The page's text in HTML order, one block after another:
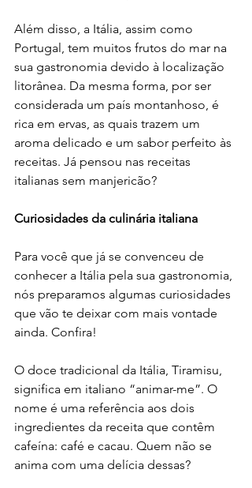
Além disso, a Itália, assim como
Portugal, tem muitos frutos do mar na
sua gastronomia devido à localização
litorânea. Da mesma forma, por ser
considerada um país montanhoso, é
rica em ervas, as quais trazem um
aroma delicado e um sabor perfeito às
receitas. Já pensou nas receitas
italianas sem manjericão?
Curiosidades da culinária italiana
Para você que já se convenceu de
conhecer a Itália pela sua gastronomia,
nós preparamos algumas curiosidades
que vão te deixar com mais vontade
ainda. Confira!
O doce tradicional da Itália, Tiramisu,
significa em italiano “animar-me”. O
nome é uma referência aos dois
ingredientes da receita que contêm
cafeína: café e cacau. Quem não se
anima com uma delícia dessas?